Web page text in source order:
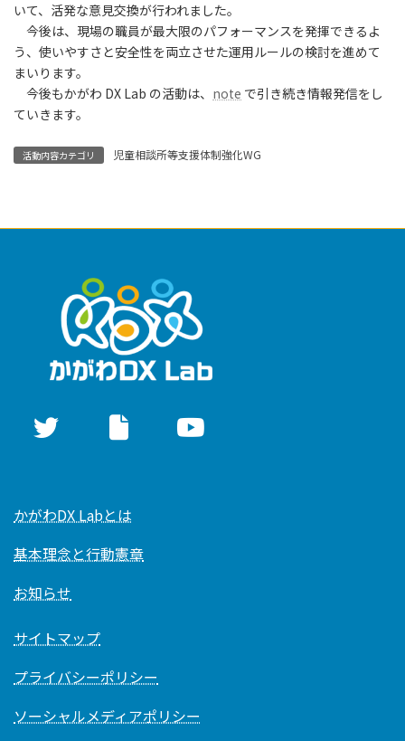
いて、活発な意見交換が行われました。
今後は、現場の職員が最大限のパフォーマンスを発揮できるよ
う、使いやすさと安全性を両立させた運用ルールの検討を進めて
まいります。
今後もかがわ DX Lab の活動は、 note で引き続き情報発信をし
ていきます。
活動内容カテゴリ 児童相談所等支援体制強化WG
かがわDX Labとは
基本理念と行動憲章
お知らせ
サイトマップ
プライバシーポリシー
ソーシャルメディアポリシー